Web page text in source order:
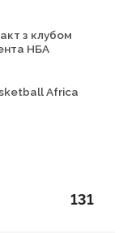
з клубом
НБА
Africa
131